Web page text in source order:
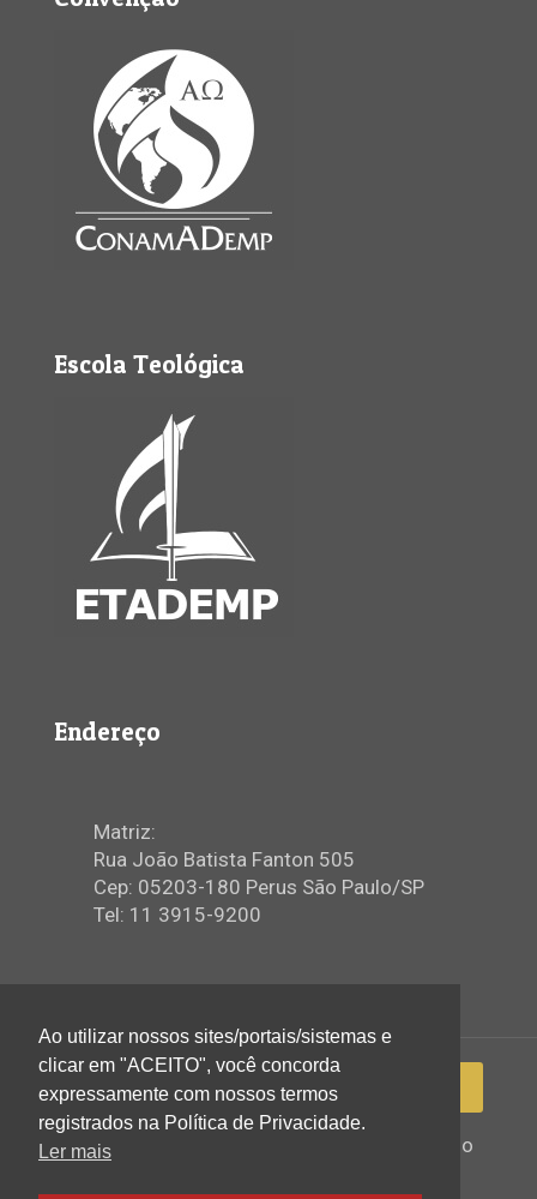
Escola Teológica
Endereço
Matriz:
Rua João Batista Fanton 505
Cep: 05203-180 Perus São Paulo/SP
Tel: 11 3915-9200
2022 © Igreja Assembleia de Deus Ministério
Ao utilizar nossos sites/portais/sistemas e
clicar em "ACEITO", você concorda
expressamente com nossos termos
registrados na Política de Privacidade.
Ler mais